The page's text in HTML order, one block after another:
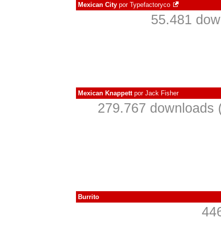
Mexican City por Typefactoryco
55.481
Mexican Knappettpor Jack Fisher
279.767 downloads
Burrito